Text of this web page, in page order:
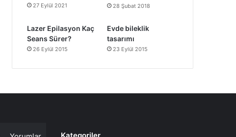
27 Eylül 2021 28 Şubat 2018
Lazer Epilasyon Kaç
Seans Sürer?
26 Eylül 2015
Evde bileklik
tasarımı
23 Eylül 2015
Kategoriler